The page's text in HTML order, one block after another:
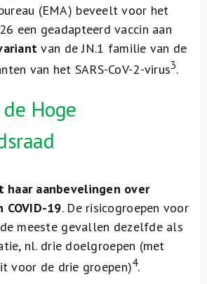
(EMA) beveelt voor het
een geadapteerd vaccin aan
van de JN.1 familie van de
van het SARS-CoV-2-virus3.
Hoge
haar aanbevelingen over
19. De risicogroepen voor
meeste gevallen dezelfde als
nl. drie doelgroepen (met
voor de drie groepen)4.